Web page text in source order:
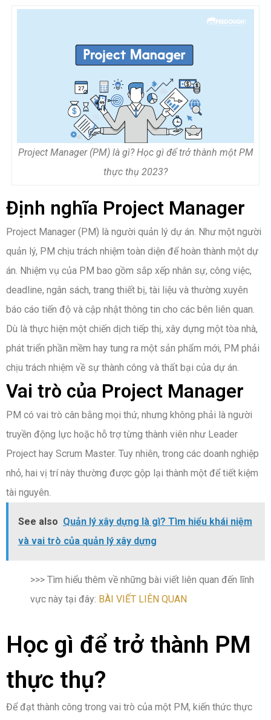
Project Manager (PM) là gì? Học gì để trở thành một PM
thực thụ 2023?
Định nghĩa Project Manager
Project Manager (PM) là người quản lý dự án. Như một người
quản lý, PM chịu trách nhiệm toàn diện để hoàn thành một dự
án. Nhiệm vụ của PM bao gồm sắp xếp nhân sự, công việc,
deadline, ngân sách, trang thiết bị, tài liệu và thường xuyên
báo cáo tiến độ và cập nhật thông tin cho các bên liên quan.
Dù là thực hiện một chiến dịch tiếp thị, xây dựng một tòa nhà,
phát triển phần mềm hay tung ra một sản phẩm mới, PM phải
chịu trách nhiệm về sự thành công và thất bại của dự án.
Vai trò của Project Manager
PM có vai trò cân bằng mọi thứ, nhưng không phải là người
truyền động lực hoặc hỗ trợ từng thành viên như Leader
Project hay Scrum Master. Tuy nhiên, trong các doanh nghiệp
nhỏ, hai vị trí này thường được gộp lại thành một để tiết kiệm
tài nguyên.
See also Quản lý xây dựng là gì? Tìm hiểu khái niệm
và vai trò của quản lý xây dựng
>>> Tìm hiểu thêm về những bài viết liên quan đến lĩnh
vực này tại đây: BÀI VIẾT LIÊN QUAN
Học gì để trở thành PM
thực thụ?
Để đạt thành công trong vai trò của một PM, kiến thức thực